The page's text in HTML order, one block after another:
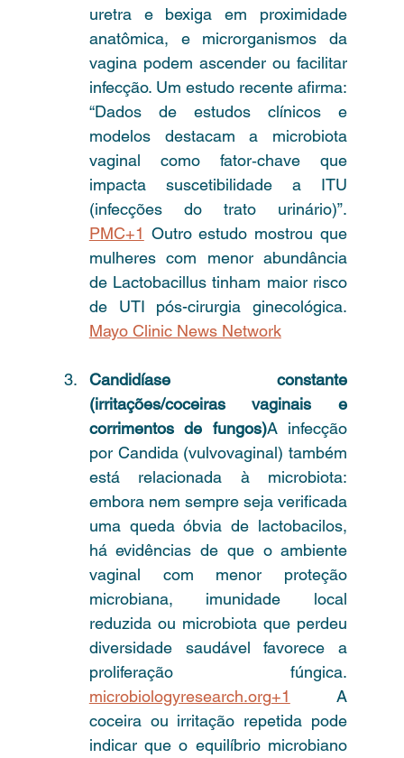
uretra e bexiga em proximidade
anatômica, e microrganismos da
vagina podem ascender ou facilitar
infecção. Um estudo recente afirma:
“Dados de estudos clínicos e
modelos destacam a microbiota
vaginal como fator‐chave que
impacta suscetibilidade a ITU
PMC+1 Outro estudo mostrou que
mulheres com menor abundância
de Lactobacillus tinham maior risco
Mayo Clinic News Network
Candidíase constante
(irritações/coceiras vaginais e
corrimentos de fungos)A infecção
por Candida (vulvovaginal) também
está relacionada à microbiota:
embora nem sempre seja verificada
uma queda óbvia de lactobacilos,
há evidências de que o ambiente
vaginal com menor proteção
microbiana, imunidade local
reduzida ou microbiota que perdeu
diversidade saudável favorece a
microbiologyresearch.org+1
A
coceira ou irritação repetida pode
indicar que o equilíbrio microbiano